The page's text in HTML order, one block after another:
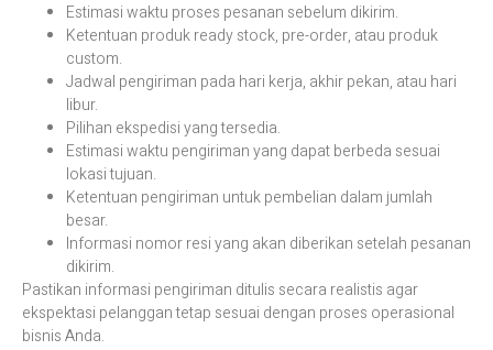
Estimasi waktu proses pesanan sebelum dikirim.
Ketentuan produk ready stock, pre-order, atau produk
custom.
Jadwal pengiriman pada hari kerja, akhir pekan, atau hari
libur.
Pilihan ekspedisi yang tersedia.
Estimasi waktu pengiriman yang dapat berbeda sesuai
lokasi tujuan.
Ketentuan pengiriman untuk pembelian dalam jumlah
besar.
Informasi nomor resi yang akan diberikan setelah pesanan
dikirim.
Pastikan informasi pengiriman ditulis secara realistis agar
ekspektasi pelanggan tetap sesuai dengan proses operasional
bisnis Anda.